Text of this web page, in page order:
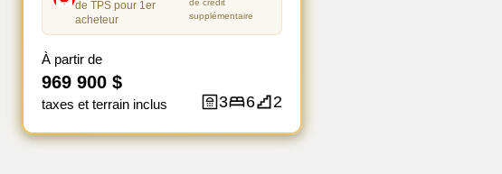
de TPS pour 1er
acheteur
de crédit
supplémentaire
À partir de
969 900 $
taxes et terrain inclus 3 6 2